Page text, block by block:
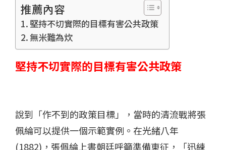
推薦內容
堅持不切實際的目標有害公共政策
無米難為炊
堅持不切實際的目標有害公共政策
說到「作不到的政策目標」，當時的清流戰將張
佩綸可以提供一個示範實例。在光緒八年
(1882)，張佩綸上書朝廷呼籲準備東征，「迅練